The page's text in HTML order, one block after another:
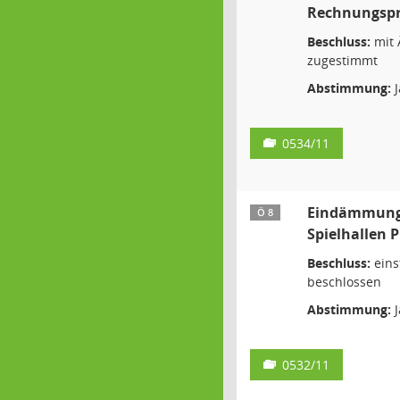
Beschluss: mit
zugestimmt
Abstimmung:
0534/11
Ö 8
Spielhallen
Beschluss:
beschlossen
Abstimmung:
0532/11